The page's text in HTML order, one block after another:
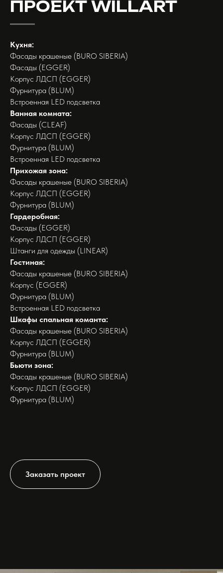
ПРОЕКТ WILLART
Кухня:
Фасады крашеные (BURO SIBERIA)
Фасады (EGGER)
Корпус ЛДСП (EGGER)
Фурнитура (BLUM)
Встроенная LED подсветка
Ванная комната:
Фасады (CLEAF)
Корпус ЛДСП (EGGER)
Фурнитура (BLUM)
Встроенная LED подсветка
Прихожая зона:
Фасады крашеные (BURO SIBERIA)
Корпус ЛДСП (EGGER)
Фурнитура (BLUM)
Гардеробная:
Фасады (EGGER)
Корпус ЛДСП (EGGER)
Штанги для одежды (LINEAR)
Гостиная:
Фасады крашеные (BURO SIBERIA)
Корпус (EGGER)
Фурнитура (BLUM)
Встроенная LED подсветка
Шкафы спальная команта:
Фасады крашеные (BURO SIBERIA)
Корпус ЛДСП (EGGER)
Фурнитура (BLUM)
Бьюти зона:
Фасады крашеные (BURO SIBERIA)
Корпус ЛДСП (EGGER)
Фурнитура (BLUM)
Заказать проект